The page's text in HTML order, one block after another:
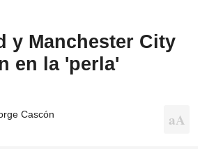
y Manchester City
en la 'perla'
Cascón